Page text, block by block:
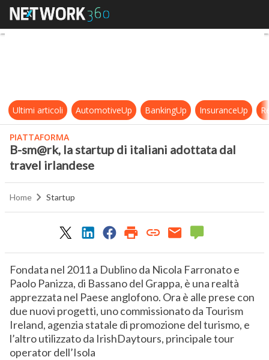
B-sm@rk, la startup di italiani
Ultimi articoli AutomotiveUp BankingUp InsuranceUp
PIATTAFORMA
B-sm@rk, la startup di italiani adottata dal
travel irlandese
Home Startup
Fondata nel 2011 a Dublino da Nicola Farronato e
Paolo Panizza, di Bassano del Grappa, è una realtà
apprezzata nel Paese anglofono. Ora è alle prese con
due nuovi progetti, uno commissionato da Tourism
Ireland, agenzia statale di promozione del turismo, e
l’altro utilizzato da IrishDaytours, principale tour
operator dell’Isola